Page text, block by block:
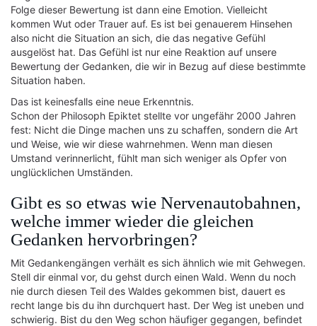
Folge dieser Bewertung ist dann eine Emotion. Vielleicht
kommen Wut oder Trauer auf. Es ist bei genauerem Hinsehen
also nicht die Situation an sich, die das negative Gefühl
ausgelöst hat. Das Gefühl ist nur eine Reaktion auf unsere
Bewertung der Gedanken, die wir in Bezug auf diese bestimmte
Situation haben.
Das ist keinesfalls eine neue Erkenntnis.
Schon der Philosoph Epiktet stellte vor ungefähr 2000 Jahren
fest: Nicht die Dinge machen uns zu schaffen, sondern die Art
und Weise, wie wir diese wahrnehmen. Wenn man diesen
Umstand verinnerlicht, fühlt man sich weniger als Opfer von
unglücklichen Umständen.
Gibt es so etwas wie Nervenautobahnen,
welche immer wieder die gleichen
Gedanken hervorbringen?
Mit Gedankengängen verhält es sich ähnlich wie mit Gehwegen.
Stell dir einmal vor, du gehst durch einen Wald. Wenn du noch
nie durch diesen Teil des Waldes gekommen bist, dauert es
recht lange bis du ihn durchquert hast. Der Weg ist uneben und
schwierig. Bist du den Weg schon häufiger gegangen, befindet